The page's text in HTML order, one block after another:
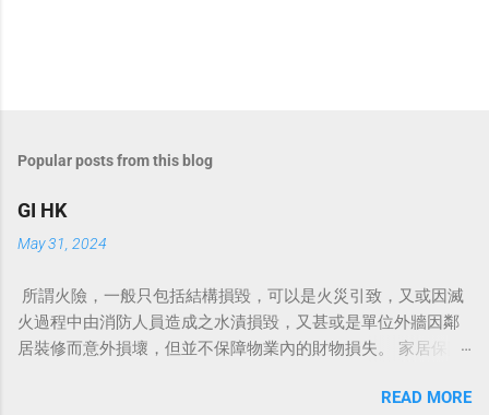
Popular posts from this blog
GI HK
May 31, 2024
所謂火險，一般只包括結構損毀，可以是火災引致，又或因滅
火過程中由消防人員造成之水漬損毀，又甚或是單位外牆因鄰
居裝修而意外損壞，但並不保障物業內的財物損失。 家居保險
邊間好 家居保險漏水 家居保險火險 村屋家居保險 家居裝修保
READ MORE